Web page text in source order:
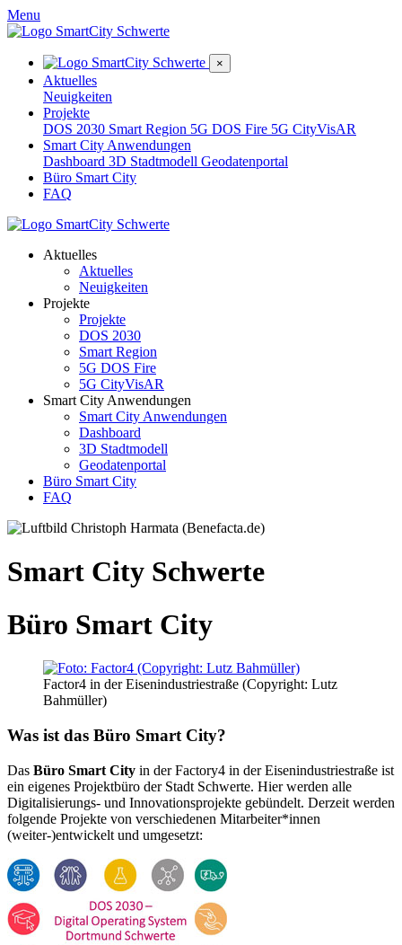
Menu
×
Aktuelles
Neuigkeiten
Projekte
DOS 2030 Smart Region 5G DOS Fire 5G CityVisAR
Smart City Anwendungen
Dashboard 3D Stadtmodell Geodatenportal
Büro Smart City
FAQ
Aktuelles
Aktuelles
Neuigkeiten
Projekte
Projekte
DOS 2030
Smart Region
5G DOS Fire
5G CityVisAR
Smart City Anwendungen
Smart City Anwendungen
Dashboard
3D Stadtmodell
Geodatenportal
Büro Smart City
FAQ
Smart City Schwerte
Büro Smart City
Factor4 in der Eisenindustriestraße (Copyright: Lutz
Bahmüller)
Was ist das Büro Smart City?
Das Büro Smart City in der Factory4 in der Eisenindustriestraße ist
ein eigenes Projektbüro der Stadt Schwerte. Hier werden alle
Digitalisierungs- und Innovationsprojekte gebündelt. Derzeit werden
folgende Projekte von verschiedenen Mitarbeiter*innen
(weiter-)entwickelt und umgesetzt: